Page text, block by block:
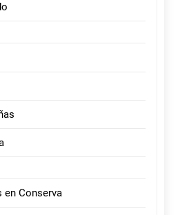
en Conserva